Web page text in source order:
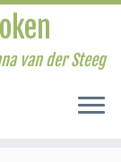
van der Steeg